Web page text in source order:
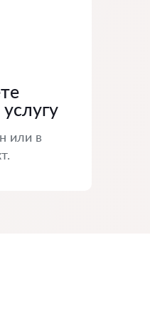
или в